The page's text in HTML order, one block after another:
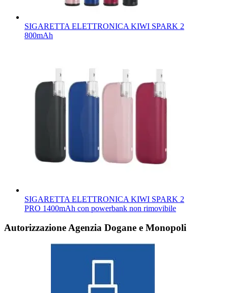
SIGARETTA ELETTRONICA KIWI SPARK 2
800mAh
SIGARETTA ELETTRONICA KIWI SPARK 2
PRO 1400mAh con powerbank non rimovibile
Autorizzazione Agenzia Dogane e Monopoli